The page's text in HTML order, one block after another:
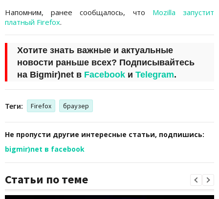
Напомним, ранее сообщалось, что Mozilla запустит
платный Firefox.
Хотите знать важные и актуальные
новости раньше всех? Подписывайтесь
на Bigmir)net в Facebook и Telegram.
Теги: Firefox браузер
Не пропусти другие интересные статьи, подпишись:
bigmir)net в facebook
Статьи по теме